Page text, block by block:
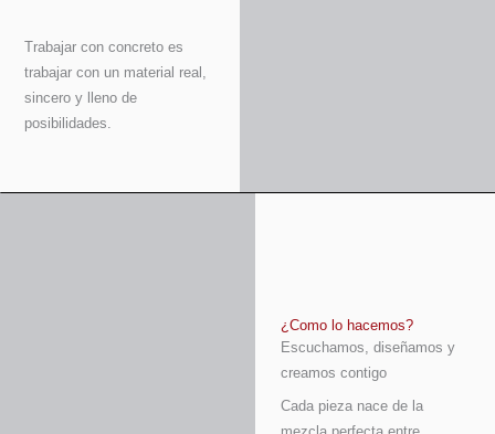
Trabajar con concreto es
trabajar con un material real,
sincero y lleno de
posibilidades.
¿Como lo hacemos?
Escuchamos, diseñamos y
creamos contigo
Cada pieza nace de la